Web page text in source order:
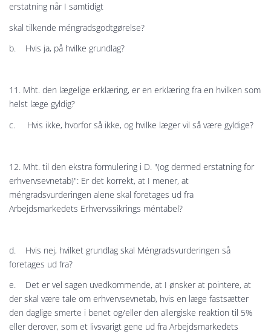
erstatning når I samtidigt
skal tilkende méngradsgodtgørelse?
b. Hvis ja, på hvilke grundlag?
11. Mht. den lægelige erklæring, er en erklæring fra en hvilken som
helst læge gyldig?
c. Hvis ikke, hvorfor så ikke, og hvilke læger vil så være gyldige?
12. Mht. til den ekstra formulering i D. "(og dermed erstatning for
erhvervsevnetab)": Er det korrekt, at I mener, at
méngradsvurderingen alene skal foretages ud fra
Arbejdsmarkedets Erhvervssikrings méntabel?
d. Hvis nej, hvilket grundlag skal Méngradsvurderingen så
foretages ud fra?
e. Det er vel sagen uvedkommende, at I ønsker at pointere, at
der skal være tale om erhvervsevnetab, hvis en læge fastsætter
den daglige smerte i benet og/eller den allergiske reaktion til 5%
eller derover, som et livsvarigt gene ud fra Arbejdsmarkedets